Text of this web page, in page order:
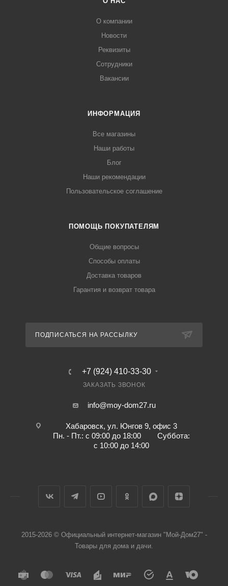
О компании
Новости
Реквизиты
Сотрудники
Вакансии
ИНФОРМАЦИЯ
Все магазины
Наши работы
Блог
Наши рекомендации
Пользовательское соглашение
ПОМОЩЬ ПОКУПАТЕЛЯМ
Общие вопросы
Способы оплаты
Доставка товаров
Гарантия и возврат товара
ПОДПИСАТЬСЯ НА РАССЫЛКУ
+7 (924) 410-33-30
ЗАКАЗАТЬ ЗВОНОК
info@moy-dom27.ru
Хабаровск, ул. Юнгов 9, офис 3
Пн. - Пт.: с 09:00 до 18:00 Суббота:
с 10:00 до 14:00
2015-2026 © Официальный интернет-магазин "Мой-Дом27" -
Товары для дома и дачи.